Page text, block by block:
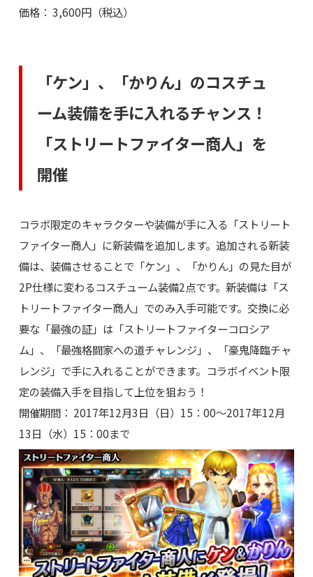
価格： 3,600円（税込）
「ケン」、「かりん」のコスチュ
ーム装備を手に入れるチャンス！
「ストリートファイター商人」を
開催
コラボ限定のキャラクターや装備が手に入る「ストリート
ファイター商人」に新装備を追加します。追加される新装
備は、装備させることで「ケン」、「かりん」の見た目が
2P仕様に変わるコスチューム装備2点です。新装備は「ス
トリートファイター商人」でのみ入手可能です。交換に必
要な「最強の証」は「ストリートファイターコロシア
ム」、「最強格闘家への道チャレンジ」、「豪鬼降臨チャ
レンジ」で手に入れることができます。コラボイベント限
定の装備入手を目指して上位を狙おう！
開催期間： 2017年12月3日（日）15：00～2017年12月
13日（水）15：00まで